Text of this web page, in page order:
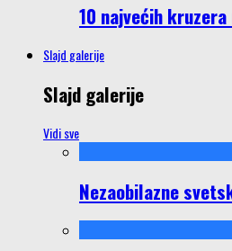
10 najvećih
Slajd galerije
Slajd galerije
Vidi sve
Nezaobilazne